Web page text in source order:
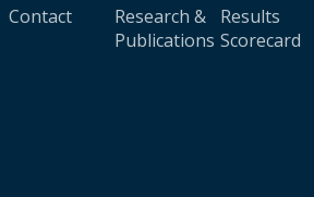
Contact
Research &
Publications
Results
Scorecard